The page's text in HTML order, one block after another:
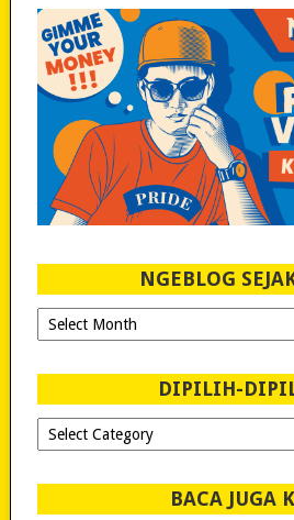
NGEBLOG
Ngeblog
Sejak
DIPILIH-
Dipilih-
dipilih..
BACA JUGA